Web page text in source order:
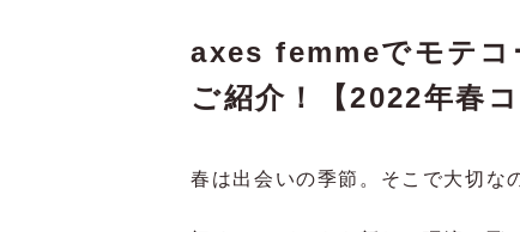
axes femmeでモテコ
ご紹介！【2022年春コ
春は出会いの季節。そこで大切な